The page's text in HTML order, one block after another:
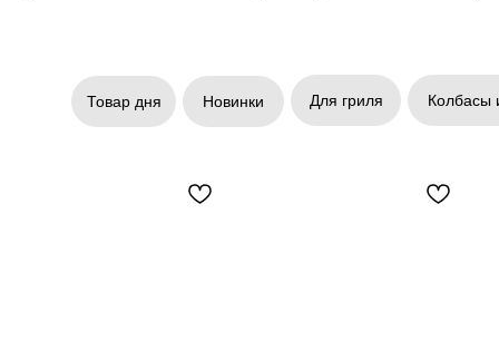
Товар дня Новинки Для гриля Колбасы